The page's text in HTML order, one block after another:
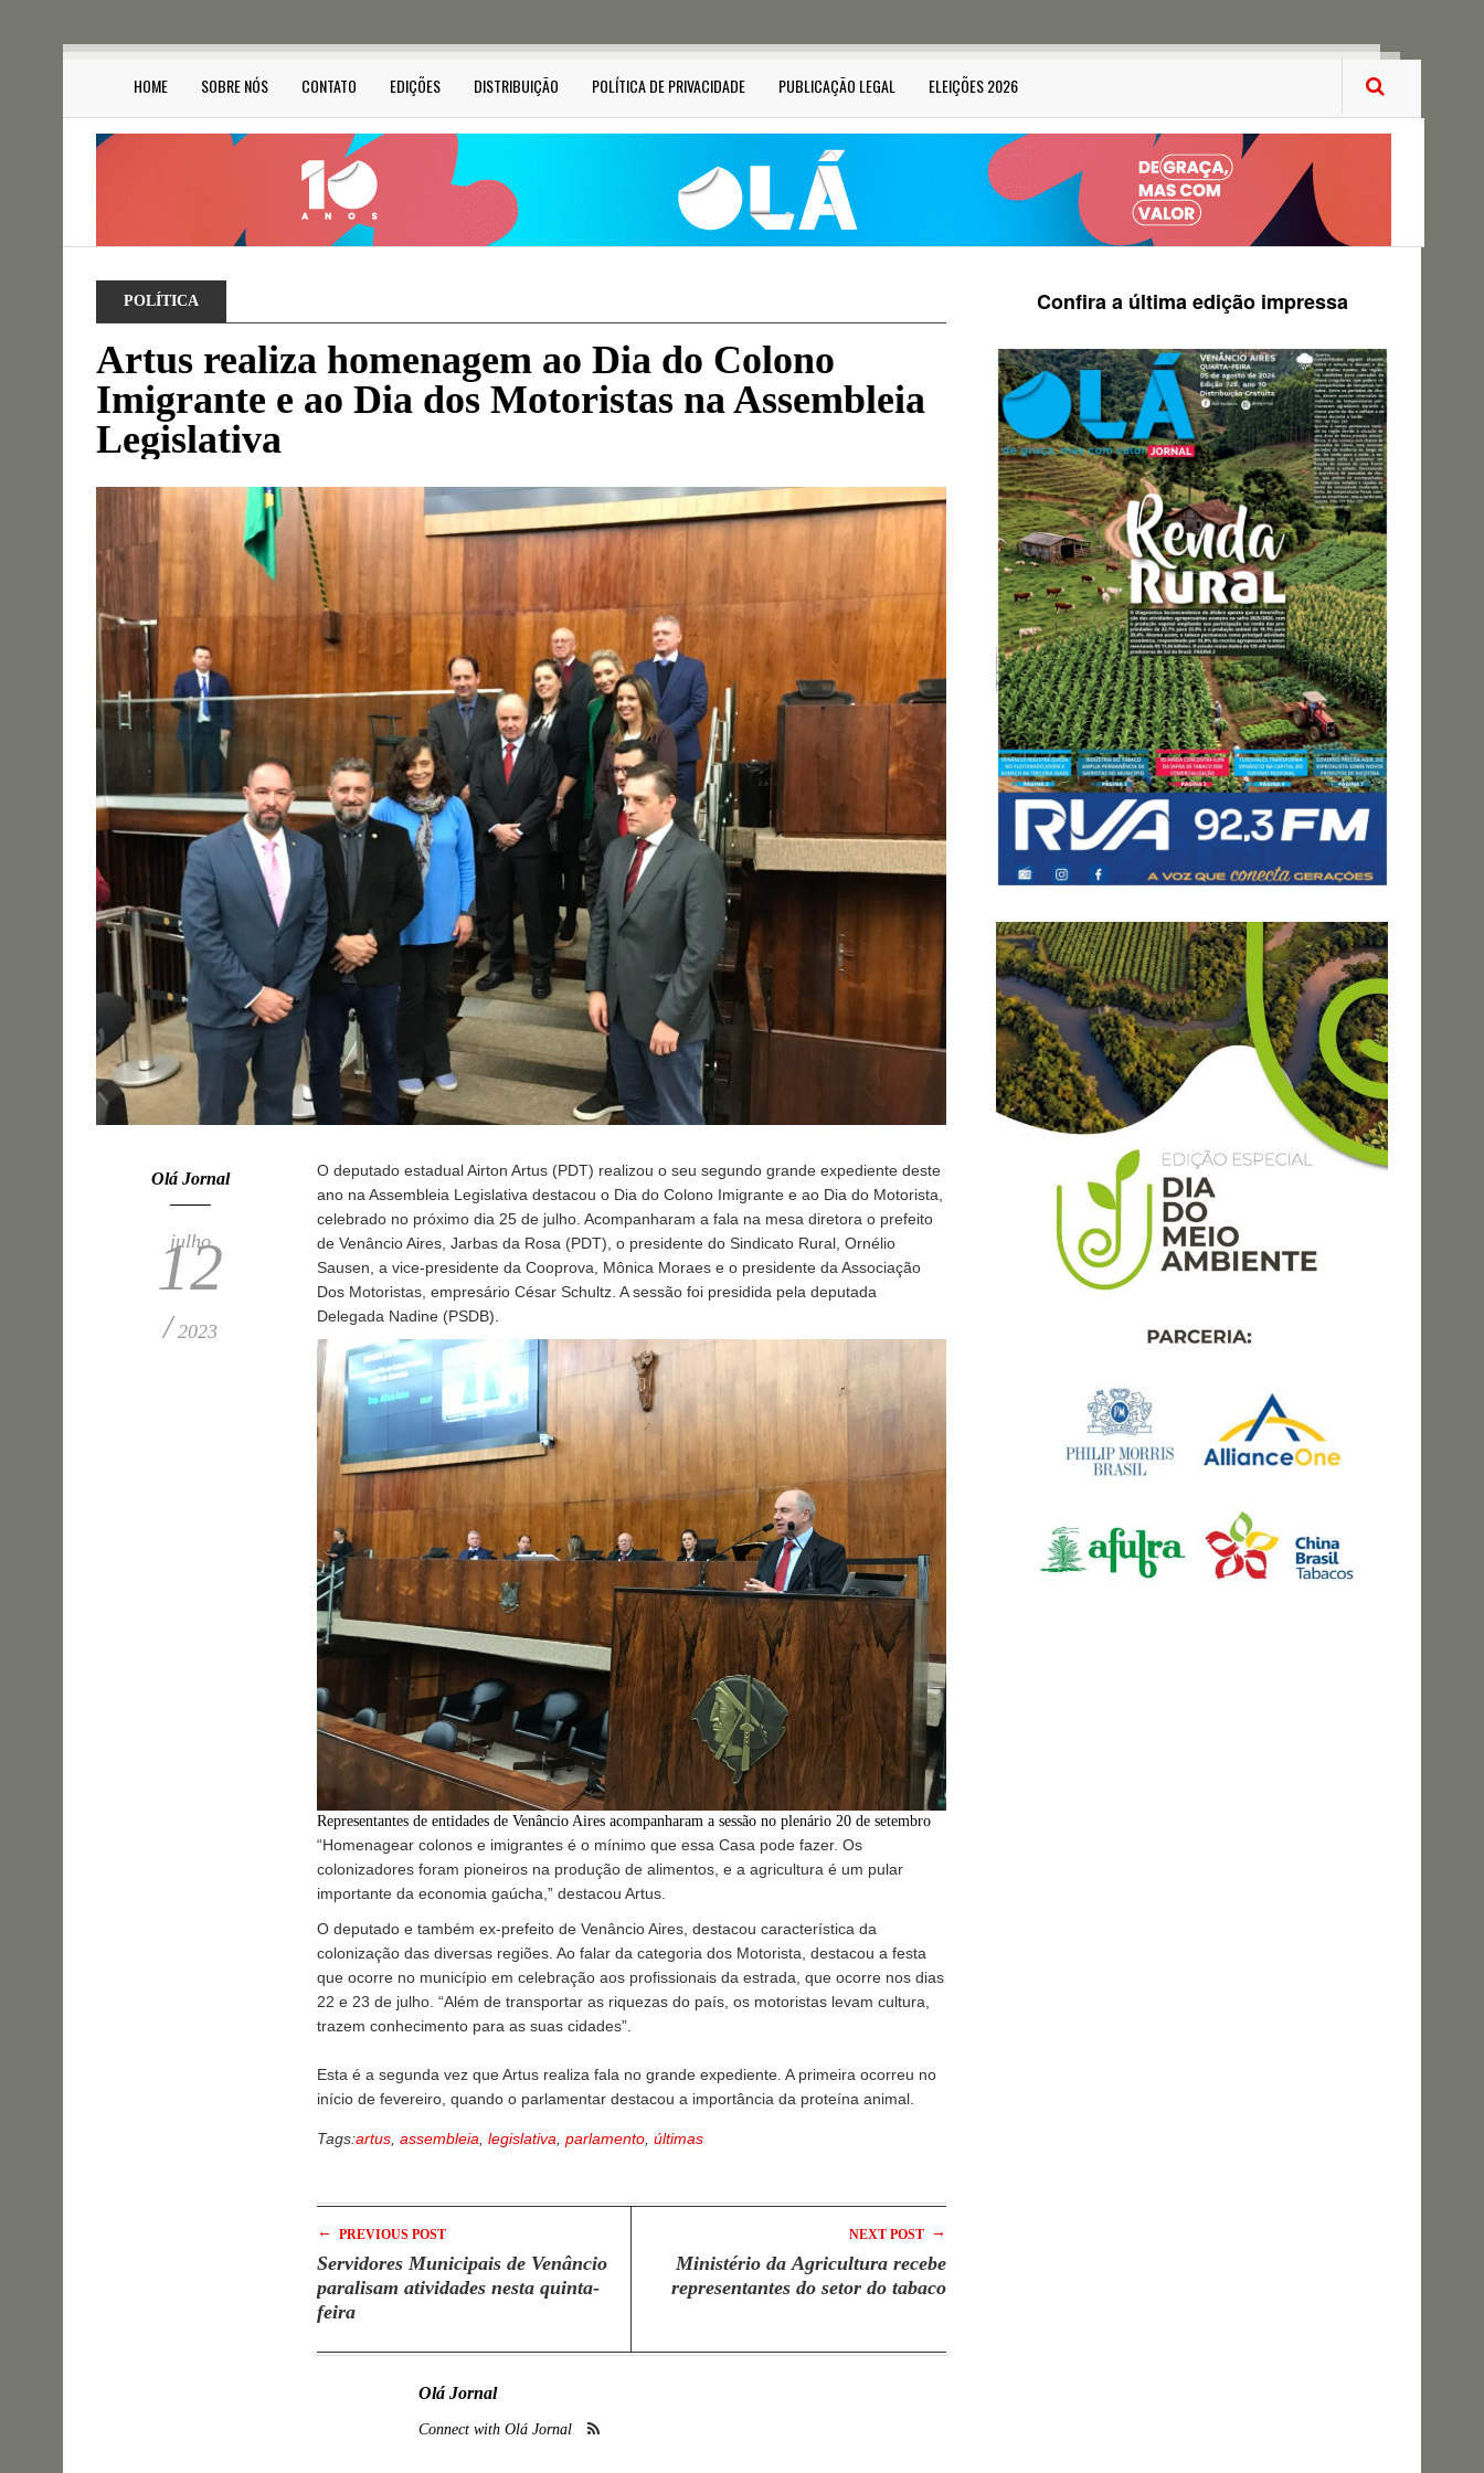
HOME SOBRE NÓS CONTATO EDIÇÕES DISTRIBUIÇÃO POLÍTICA DE PRIVACIDADE PUBLICAÇÃO LEGAL ELEIÇÕES 2026
POLÍTICA
Artus realiza homenagem ao Dia do Colono
Imigrante e ao Dia dos Motoristas na Assembleia
Legislativa
Olá Jornal
julho
12
/2023
O deputado estadual Airton Artus (PDT) realizou o seu segundo grande expediente deste
ano na Assembleia Legislativa destacou o Dia do Colono Imigrante e ao Dia do Motorista,
celebrado no próximo dia 25 de julho. Acompanharam a fala na mesa diretora o prefeito
de Venâncio Aires, Jarbas da Rosa (PDT), o presidente do Sindicato Rural, Ornélio
Sausen, a vice-presidente da Cooprova, Mônica Moraes e o presidente da Associação
Dos Motoristas, empresário César Schultz. A sessão foi presidida pela deputada
Delegada Nadine (PSDB).
Representantes de entidades de Venâncio Aires acompanharam a sessão no plenário 20 de setembro
“Homenagear colonos e imigrantes é o mínimo que essa Casa pode fazer. Os
colonizadores foram pioneiros na produção de alimentos, e a agricultura é um pular
importante da economia gaúcha,” destacou Artus.
O deputado e também ex-prefeito de Venâncio Aires, destacou característica da
colonização das diversas regiões. Ao falar da categoria dos Motorista, destacou a festa
que ocorre no município em celebração aos profissionais da estrada, que ocorre nos dias
22 e 23 de julho. “Além de transportar as riquezas do país, os motoristas levam cultura,
trazem conhecimento para as suas cidades”.
Esta é a segunda vez que Artus realiza fala no grande expediente. A primeira ocorreu no
início de fevereiro, quando o parlamentar destacou a importância da proteína animal.
Tags:artus assembleia legislativa parlamento últimas
← PREVIOUS POST
Servidores Municipais de Venâncio
paralisam atividades nesta quinta-
feira
NEXT POST →
Ministério da Agricultura recebe
representantes do setor do tabaco
Olá Jornal
Connect with Olá Jornal
Confira a última edição impressa